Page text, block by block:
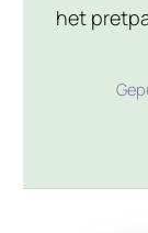
het
park. De
stuk